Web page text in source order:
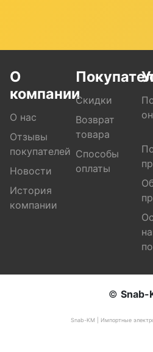
О
компании
О нас
Отзывы
покупателей
Новости
История
компании
Скидки
Возврат
товара
Способы
оплаты
© Snab-
Snab-KM | Импортные